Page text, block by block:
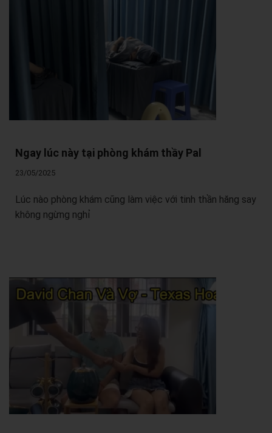
Ngay lúc này tại phòng khám thầy Pal
23/05/2025
Lúc nào phòng khám cũng làm việc với tinh thần hăng say
không ngừng nghỉ